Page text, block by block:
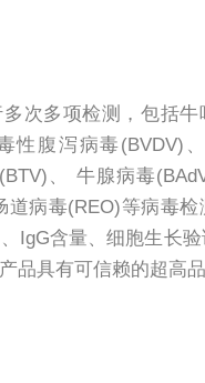
次多项检测，包括牛
性腹泻病毒(BVDV) 、
(BTV) 、 牛腺病毒
道病毒(REO)等病毒检
IgG含量、细胞生长
品具有可信赖的超高品